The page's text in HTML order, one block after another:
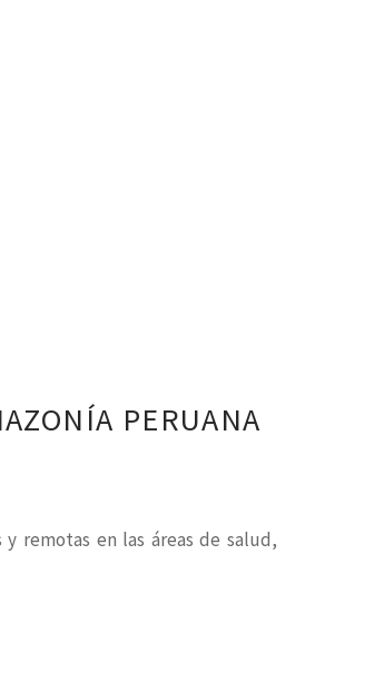
PERUANA
remotas en las áreas de salud,